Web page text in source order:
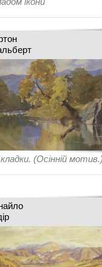
кладки. (Осінній